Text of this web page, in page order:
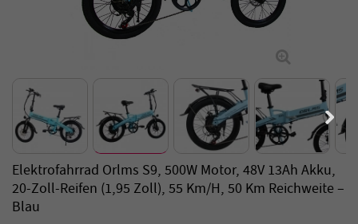
Elektrofahrrad Orlms S9, 500W Motor, 48V 13Ah Akku,
20-Zoll-Reifen (1,95 Zoll), 55 Km/h, 50 Km Reichweite –
Blau